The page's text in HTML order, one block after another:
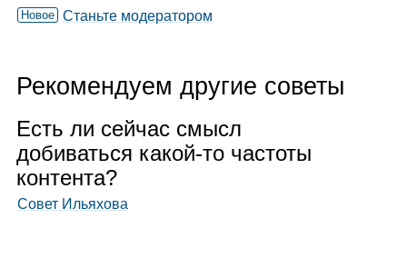
Новое Станьте модератором
Рекомендуем другие советы
Есть ли сей­час смысл
доби­ваться какой‑то частоты
кон­тента?
Совет Ильяхова